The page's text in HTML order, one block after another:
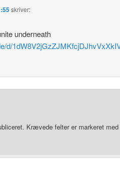
skriver:
underneath
d/
Krævede felter er markeret med